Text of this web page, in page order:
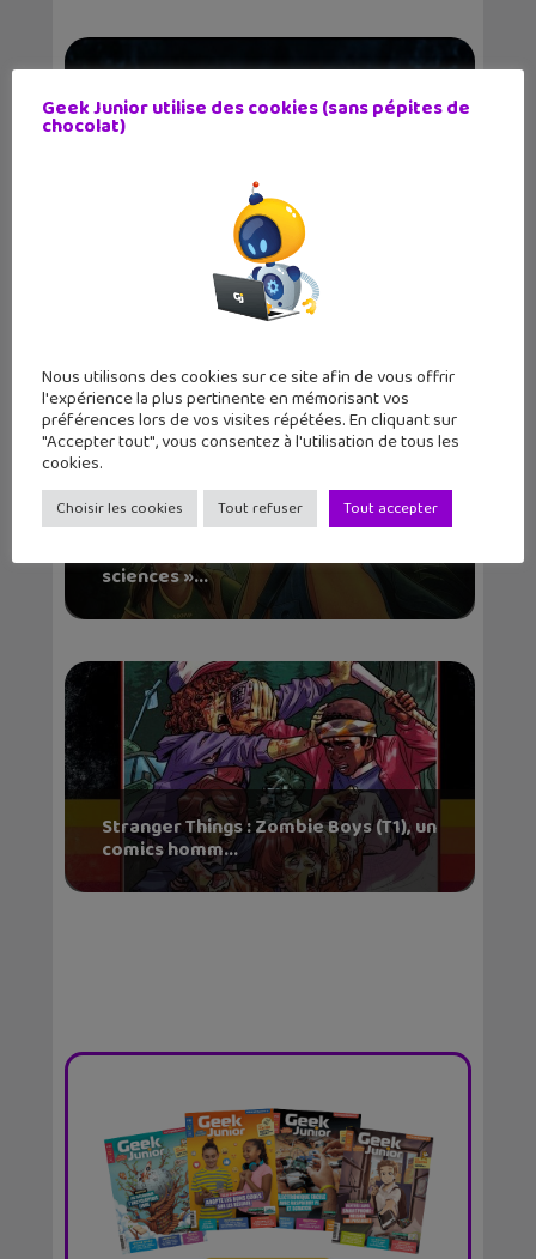
La dernière bande-annonce de
Stranger Things saiso...
sciences »...
Stranger Things : Zombie Boys (T1), un
comics homm...
Geek Junior utilise des cookies (sans pépites de
chocolat)
Nous utilisons des cookies sur ce site afin de vous offrir
l'expérience la plus pertinente en mémorisant vos
préférences lors de vos visites répétées. En cliquant sur
"Accepter tout", vous consentez à l'utilisation de tous les
cookies.
Choisir les cookies Tout refuser Tout accepter